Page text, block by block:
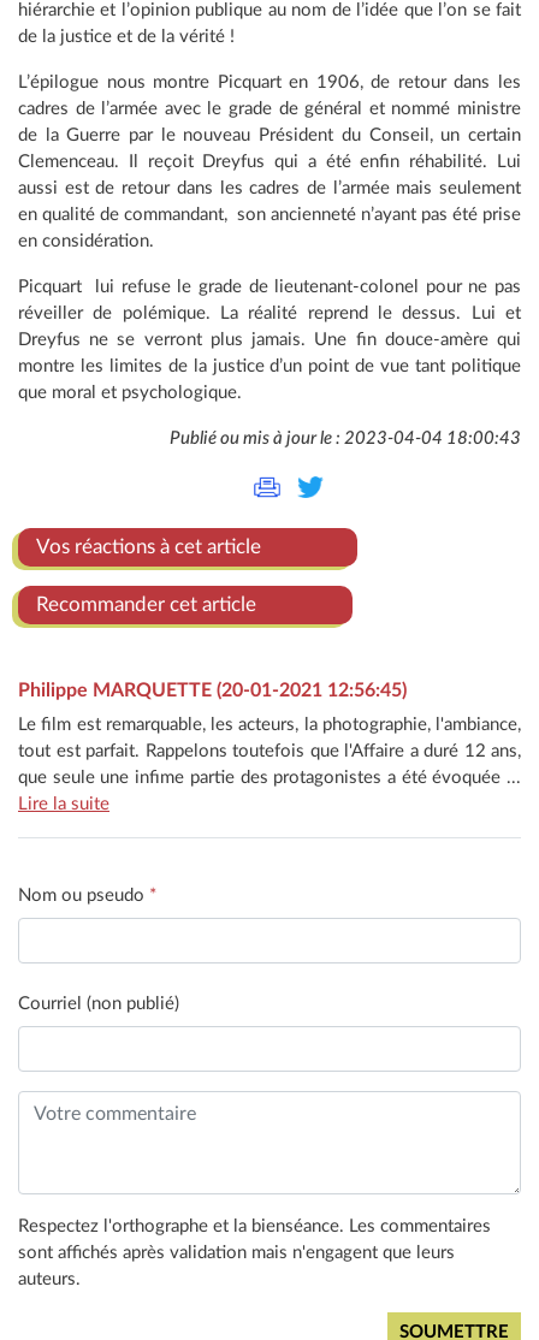
hiérarchie et l’opinion publique au nom de l’idée que l’on se fait
de la justice et de la vérité !
L’épilogue nous montre Picquart en 1906, de retour dans les
cadres de l’armée avec le grade de général et nommé ministre
de la Guerre par le nouveau Président du Conseil, un certain
Clemenceau. Il reçoit Dreyfus qui a été enfin réhabilité. Lui
aussi est de retour dans les cadres de l’armée mais seulement
en qualité de commandant, son ancienneté n’ayant pas été prise
en considération.
Picquart lui refuse le grade de lieutenant-colonel pour ne pas
réveiller de polémique. La réalité reprend le dessus. Lui et
Dreyfus ne se verront plus jamais. Une fin douce-amère qui
montre les limites de la justice d’un point de vue tant politique
que moral et psychologique.
Publié ou mis à jour le : 2023-04-04 18:00:43
Vos réactions à cet article
Recommander cet article
Philippe MARQUETTE (20-01-2021 12:56:45)
Le film est remarquable, les acteurs, la photographie, l'ambiance,
tout est parfait. Rappelons toutefois que l'Affaire a duré 12 ans,
que seule une infime partie des protagonistes a été évoquée ...
Lire la suite
Nom ou pseudo *
Courriel (non publié)
Respectez l'orthographe et la bienséance. Les commentaires
sont affichés après validation mais n'engagent que leurs
auteurs.